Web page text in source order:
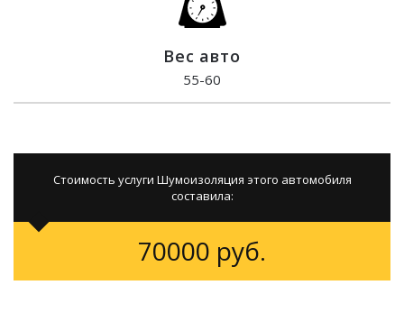
Вес авто
55-60
Стоимость услуги Шумоизоляция этого автомобиля
составила:
70000 руб.